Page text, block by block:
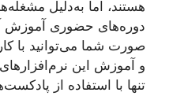
هستند، اما به‌دلیل
دوره‌های حضوری آموزش
صورت شما می‌توانید با
و آموزش این
تنها با استفاده از